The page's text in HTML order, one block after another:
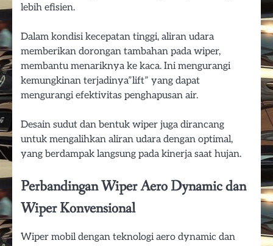
lebih efisien.
Dalam kondisi kecepatan tinggi, aliran udara
memberikan dorongan tambahan pada wiper,
membantu menariknya ke kaca. Ini mengurangi
kemungkinan terjadinya”lift” yang dapat
mengurangi efektivitas penghapusan air.
Desain sudut dan bentuk wiper juga dirancang
untuk mengalihkan aliran udara dengan optimal,
yang berdampak langsung pada kinerja saat hujan.
Perbandingan Wiper Aero Dynamic dan
Wiper Konvensional
Wiper mobil dengan teknologi aero dynamic dan